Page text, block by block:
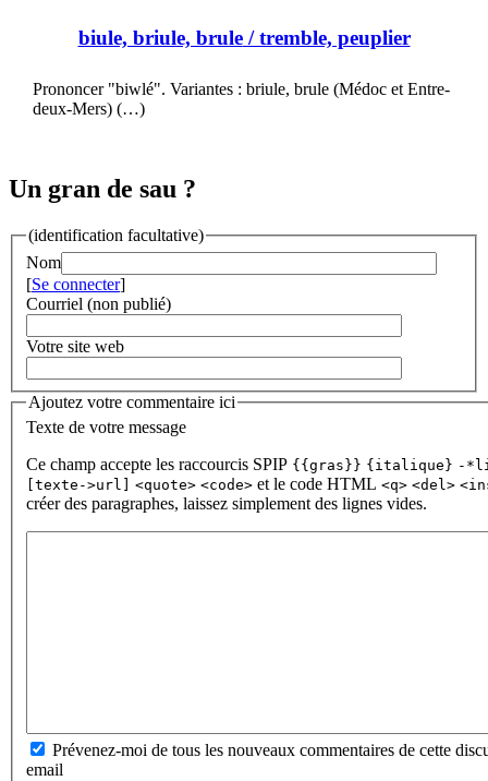
biule, briule, brule/ tremble, peuplier
Prononcer "biwlé". Variantes : briule, brule (Médoc et Entre-
deux-Mers) (…)
Un gran de sau ?
(identification facultative)
Nom
[Se connecter]
Courriel (non publié)
Votre site web
Ajoutez votre commentaire ici
Texte de votre message
Ce champ accepte les raccourcis SPIP {{gras}} {italique} -
[texte->url]
<quote> <code> et le code HTML <q> <del>
créer des paragraphes, laissez simplement des lignes vides.
Prévenez-moi de tous les nouveaux commentaires de cette
email